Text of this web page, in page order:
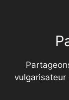
vulgarisateur